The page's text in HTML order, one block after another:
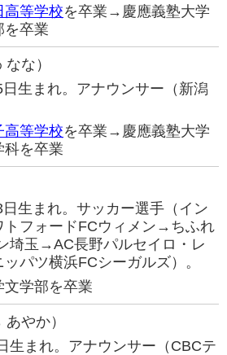
高等学校を卒業→慶應義塾大学
を卒業
なな）
生まれ。アナウンサー（新潟
高等学校を卒業→慶應義塾大学
科を卒業
生まれ。サッカー選手（イン
トフォードFCウィメン→ちふれ
埼玉→AC長野パルセイロ・レ
パツ横浜FCシーガルズ）。
文学部を卒業
あやか）
生まれ。アナウンサー（CBCテ